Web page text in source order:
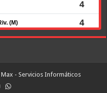
Max - Servicios Informáticos